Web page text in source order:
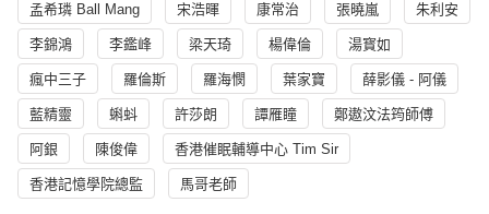
孟希璘 Ball Mang 宋浩暉 康常治 張曉嵐 朱利安
李錦鴻 李鑑峰 梁天琦 楊偉倫 湯寳如
瘋中三子 羅倫斯 羅海憫 葉家寶 薛影儀 - 阿儀
藍精靈 蝌蚪 許莎朗 譚雁瞳 鄭遨汶法筠師傅
阿銀 陳俊偉 香港催眠輔導中心 Tim Sir
香港記憶學院總監 馬哥老師